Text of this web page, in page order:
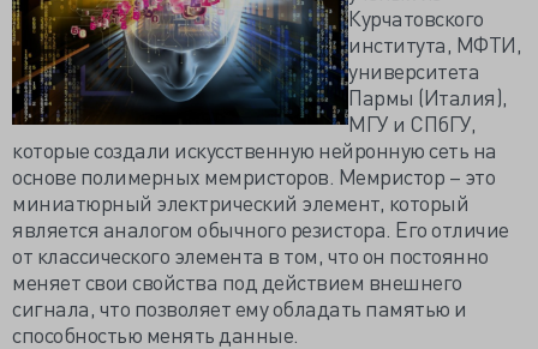
Курчатовского
института, МФТИ,
университета
Пармы (Италия),
МГУ и СПбГУ,
которые создали искусственную нейронную сеть на
основе полимерных мемристоров. Мемристор – это
миниатюрный электрический элемент, который
является аналогом обычного резистора. Его отличие
от классического элемента в том, что он постоянно
меняет свои свойства под действием внешнего
сигнала, что позволяет ему обладать памятью и
способностью менять данные.